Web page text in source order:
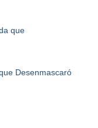
que
Desenmascaró